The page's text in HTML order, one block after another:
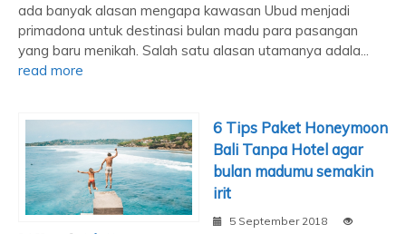
ada banyak alasan mengapa kawasan Ubud menjadi
primadona untuk destinasi bulan madu para pasangan
yang baru menikah. Salah satu alasan utamanya adala...
read more
6 Tips Paket Honeymoon
Bali Tanpa Hotel agar
bulan madumu semakin
irit
5 September 2018